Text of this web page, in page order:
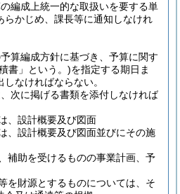
編成上統一的な取扱いを要する単
らかじめ、課長等に通知しなけれ
算編成方針に基づき、予算に関す
書」という。)を指定する期日ま
なければならない。
次に掲げる書類を添付しなければ
、設計概要及び図面
、設計概要及び図面並びにその施
補助を受けるものの事業計画、予
を財源とするものについては、そ